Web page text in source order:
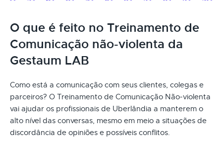
O que é feito no Treinamento de
Comunicação não-violenta da
Gestaum LAB
Como está a comunicação com seus clientes, colegas e
parceiros? O Treinamento de Comunicação Não-violenta
vai ajudar os profissionais de Uberlândia a manterem o
alto nível das conversas, mesmo em meio a situações de
discordância de opiniões e possíveis conflitos.